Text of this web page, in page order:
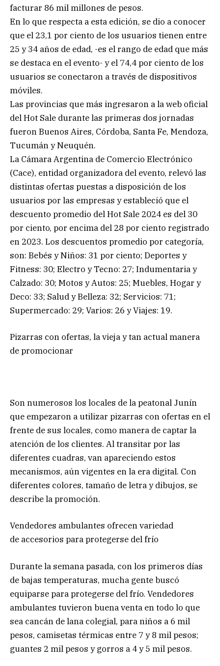
facturar 86 mil millones de pesos.
En lo que respecta a esta edición, se dio a conocer
que el 23,1 por ciento de los usuarios tienen entre
25 y 34 años de edad, -es el rango de edad que más
se destaca en el evento- y el 74,4 por ciento de los
usuarios se conectaron a través de dispositivos
móviles.
Las provincias que más ingresaron a la web oficial
del Hot Sale durante las primeras dos jornadas
fueron Buenos Aires, Córdoba, Santa Fe, Mendoza,
Tucumán y Neuquén.
La Cámara Argentina de Comercio Electrónico
(Cace), entidad organizadora del evento, relevó las
distintas ofertas puestas a disposición de los
usuarios por las empresas y estableció que el
descuento promedio del Hot Sale 2024 es del 30
por ciento, por encima del 28 por ciento registrado
en 2023. Los descuentos promedio por categoría,
son: Bebés y Niños: 31 por ciento; Deportes y
Fitness: 30; Electro y Tecno: 27; Indumentaria y
Calzado: 30; Motos y Autos: 25; Muebles, Hogar y
Deco: 33; Salud y Belleza: 32; Servicios: 71;
Supermercado: 29; Varios: 26 y Viajes: 19.
Pizarras con ofertas, la vieja y tan actual manera
de promocionar
Son numerosos los locales de la peatonal Junín
que empezaron a utilizar pizarras con ofertas en el
frente de sus locales, como manera de captar la
atención de los clientes. Al transitar por las
diferentes cuadras, van apareciendo estos
mecanismos, aún vigentes en la era digital. Con
diferentes colores, tamaño de letra y dibujos, se
describe la promoción.
Vendedores ambulantes ofrecen variedad
de accesorios para protegerse del frío
Durante la semana pasada, con los primeros días
de bajas temperaturas, mucha gente buscó
equiparse para protegerse del frío. Vendedores
ambulantes tuvieron buena venta en todo lo que
sea cancán de lana colegial, para niños a 6 mil
pesos, camisetas térmicas entre 7 y 8 mil pesos;
guantes 2 mil pesos y gorros a 4 y 5 mil pesos.